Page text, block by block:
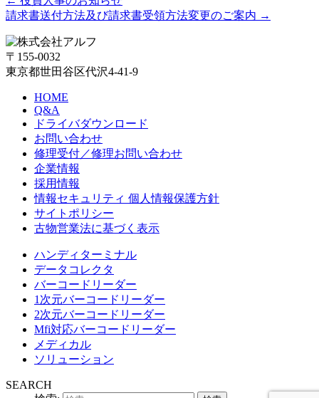
請求書送付方法及び請求書受領方法変更のご案内 →
〒155-0032
東京都世田谷区代沢4-41-9
HOME
Q&A
ドライバダウンロード
お問い合わせ
修理受付／修理お問い合わせ
企業情報
採用情報
情報セキュリティ 個人情報保護方針
サイトポリシー
古物営業法に基づく表示
ハンディターミナル
データコレクタ
バーコードリーダー
1次元バーコードリーダー
2次元バーコードリーダー
Mfi対応バーコードリーダー
メディカル
ソリューション
SEARCH